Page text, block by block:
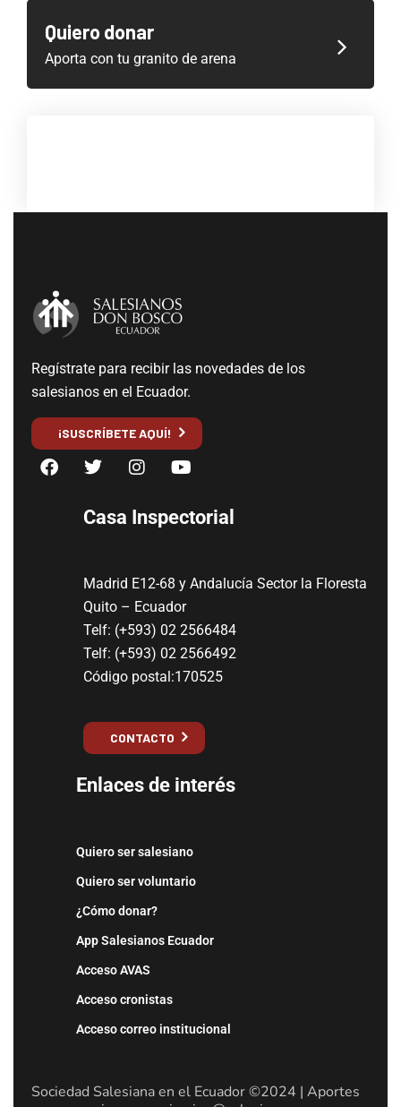
Quiero donar
Aporta con tu granito de arena
Regístrate para recibir las novedades de los
salesianos en el Ecuador.
¡SUSCRÍBETE AQUÍ!
Casa Inspectorial
Madrid E12-68 y Andalucía Sector la Floresta
Quito – Ecuador
Telf: (+593) 02 2566484
Telf: (+593) 02 2566492
Código postal:170525
CONTACTO
Enlaces de interés
Quiero ser salesiano
Quiero ser voluntario
¿Cómo donar?
App Salesianos Ecuador
Acceso AVAS
Acceso cronistas
Acceso correo institucional
Sociedad Salesiana en el Ecuador ©2024 | Aportes